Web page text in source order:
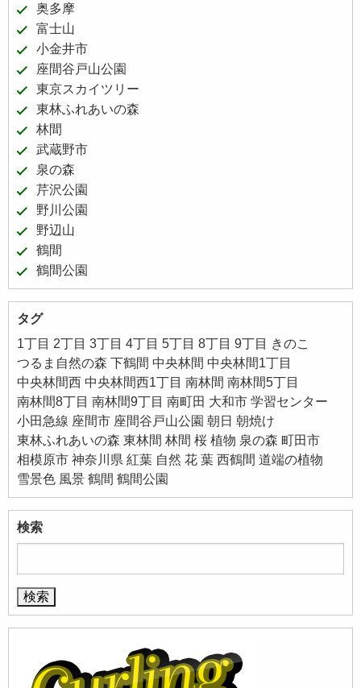
奥多摩
富士山
小金井市
座間谷戸山公園
東京スカイツリー
東林ふれあいの森
林間
武蔵野市
泉の森
芹沢公園
野川公園
野辺山
鶴間
鶴間公園
タグ
1丁目 2丁目 3丁目 4丁目 5丁目 8丁目 9丁目 きのこ
つるま自然の森 下鶴間 中央林間 中央林間1丁目
中央林間西 中央林間西1丁目 南林間 南林間5丁目
南林間8丁目 南林間9丁目 南町田 大和市 学習センター
小田急線 座間市 座間谷戸山公園 朝日 朝焼け
東林ふれあいの森 東林間 林間 桜 植物 泉の森 町田市
相模原市 神奈川県 紅葉 自然 花 葉 西鶴間 道端の植物
雪景色 風景 鶴間 鶴間公園
検索